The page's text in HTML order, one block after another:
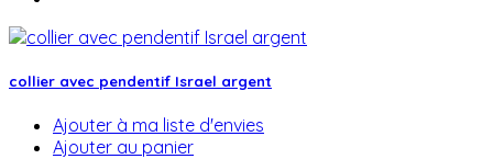
collier avec pendentif Israel argent
Ajouter à ma liste d'envies
Ajouter au panier